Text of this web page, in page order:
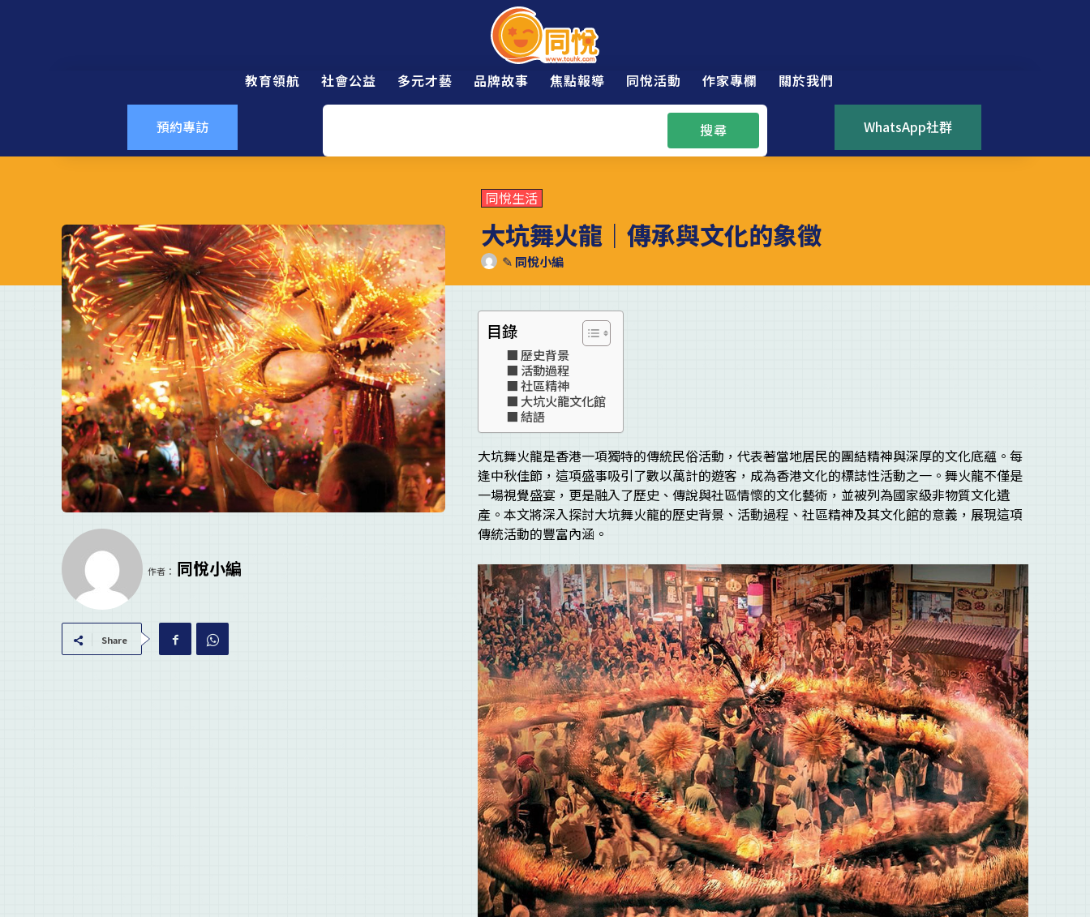
教育領航 社會公益 多元才藝 品牌故事 焦點報導 同悅活動 作家專欄 關於我們
預約專訪 搜尋 WhatsApp社群
同悅生活
大坑舞火龍｜傳承與文化的象徵
✎ 同悅小編
作者： 同悅小編
Share
目錄
歷史背景
活動過程
社區精神
大坑火龍文化館
結語
大坑舞火龍是香港一項獨特的傳統民俗活動，代表著當地居民的團結精神與深厚的文化底蘊。每
逢中秋佳節，這項盛事吸引了數以萬計的遊客，成為香港文化的標誌性活動之一。舞火龍不僅是
一場視覺盛宴，更是融入了歷史、傳說與社區情懷的文化藝術，並被列為國家級非物質文化遺
產。本文將深入探討大坑舞火龍的歷史背景、活動過程、社區精神及其文化館的意義，展現這項
傳統活動的豐富內涵。